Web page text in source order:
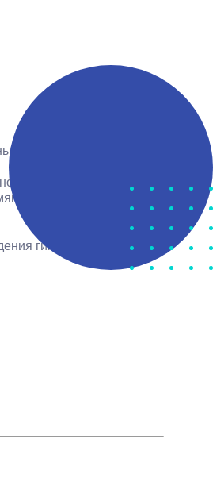
протез каждые 5–7 лет.
артикуляции.
щетки или пальца —
гигиенической